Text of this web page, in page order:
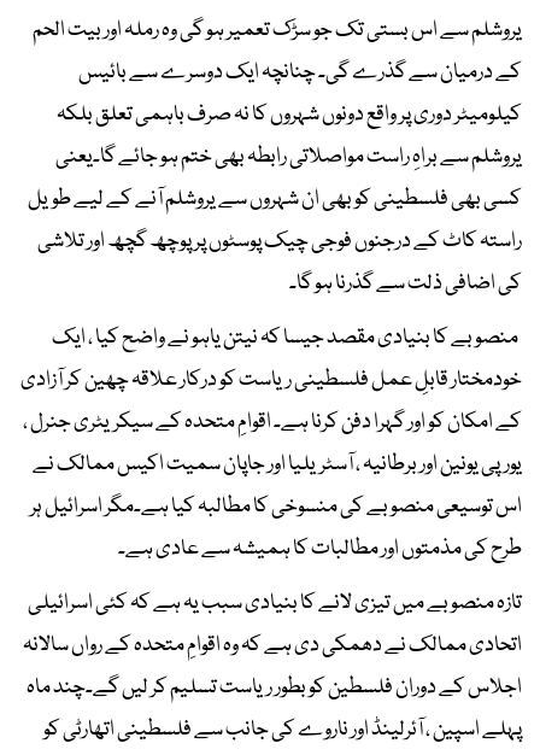
یروشلم سے اس بستی تک جو سڑک تعمیر ہو گی وہ رملہ اور بیت الحم
کے درمیان سے گذرے گی۔ چنانچہ ایک دوسرے سے بائیس
کیلومیٹر دوری پر واقع دونوں شہروں کا نہ صرف باہمی تعلق بلکہ
یروشلم سے براہِ راست مواصلاتی رابطہ بھی ختم ہو جائے گا۔یعنی
کسی بھی فلسطینی کو بھی ان شہروں سے یروشلم آنے کے لیے طویل
راستہ کاٹ کے درجنوں فوجی چیک پوسٹوں پر پوچھ گچھ اور تلاشی
کی اضافی ذلت سے گذرنا ہو گا۔
منصوبے کا بنیادی مقصد جیسا کہ نیتن یاہو نے واضح کیا ، ایک
خودمختار قابلِ عمل فلسطینی ریاست کو درکار علاقہ چھین کر آزادی
کے امکان کو اور گہرا دفن کرنا ہے۔ اقوامِ متحدہ کے سیکریٹری جنرل ،
یورپی یونین اور برطانیہ ، آسٹریلیا اور جاپان سمیت اکیس ممالک نے
اس توسیعی منصوبے کی منسوخی کا مطالبہ کیا ہے۔مگر اسرائیل ہر
طرح کی مذمتوں اور مطالبات کا ہمیشہ سے عادی ہے۔
تازہ منصوبے میں تیزی لانے کا بنیادی سبب یہ ہے کہ کئی اسرائیلی
اتحادی ممالک نے دھمکی دی ہے کہ وہ اقوامِ متحدہ کے رواں سالانہ
اجلاس کے دوران فلسطین کو بطور ریاست تسلیم کر لیں گے۔چند ماہ
پہلے اسپین ، آئرلینڈ اور ناروے کی جانب سے فلسطینی اتھارٹی کو